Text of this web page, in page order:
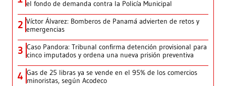
el fondo de demanda contra la Policía Municipal
2 Víctor Álvarez: Bomberos de Panamá advierten de retos y
emergencias
3 Caso Pandora: Tribunal confirma detención provisional para
cinco imputados y ordena una nueva prisión preventiva
4 Gas de 25 libras ya se vende en el 95% de los comercios
minoristas, según Acodeco